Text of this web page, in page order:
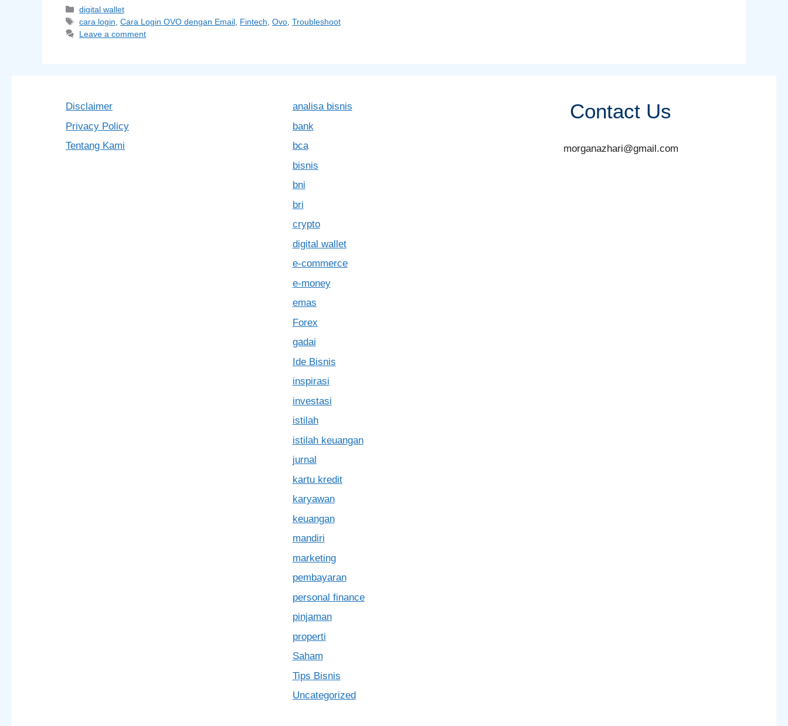
Categories
digital wallet
Tags
cara login ,Cara Login OVO dengan Email Fintech ,Ovo ,Troubleshoot
Leave a comment
Disclaimer
Privacy Policy
Tentang Kami
analisa bisnis
bank
bca
bisnis
bni
bri
crypto
digital wallet
e-commerce
e-money
emas
Forex
gadai
Ide Bisnis
inspirasi
investasi
istilah
istilah keuangan
jurnal
kartu kredit
karyawan
keuangan
mandiri
marketing
pembayaran
personal finance
pinjaman
properti
Saham
Tips Bisnis
Uncategorized
Contact Us
morganazhari@gmail.com